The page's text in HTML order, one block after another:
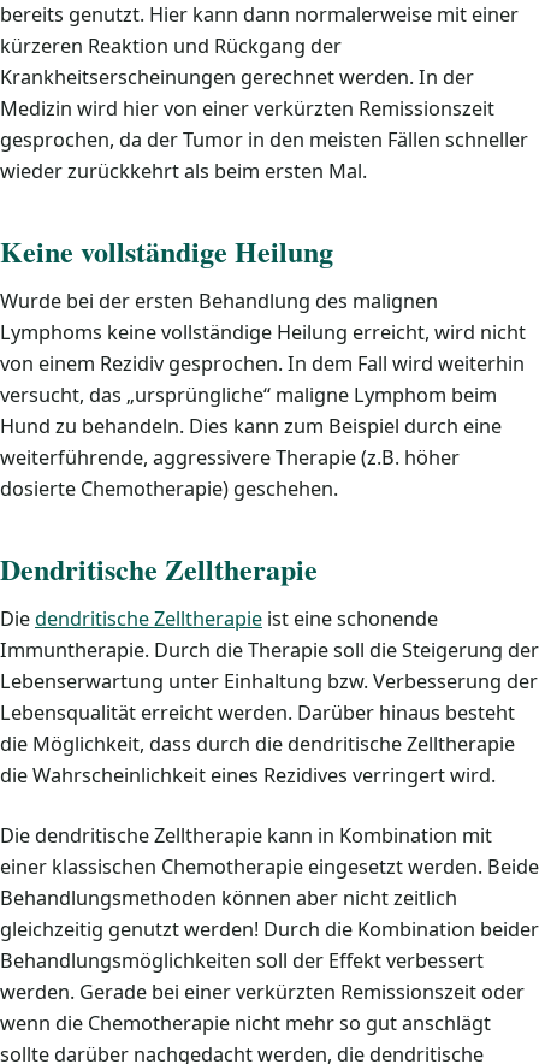
bereits genutzt. Hier kann dann normalerweise mit einer
kürzeren Reaktion und Rückgang der
Krankheitserscheinungen gerechnet werden. In der
Medizin wird hier von einer verkürzten Remissionszeit
gesprochen, da der Tumor in den meisten Fällen schneller
wieder zurückkehrt als beim ersten Mal.
Keine vollständige Heilung
Wurde bei der ersten Behandlung des malignen
Lymphoms keine vollständige Heilung erreicht, wird nicht
von einem Rezidiv gesprochen. In dem Fall wird weiterhin
versucht, das „ursprüngliche“ maligne Lymphom beim
Hund zu behandeln. Dies kann zum Beispiel durch eine
weiterführende, aggressivere Therapie (z.B. höher
dosierte Chemotherapie) geschehen.
Dendritische Zelltherapie
Diedendritische Zelltherapie ist eine schonende
Immuntherapie. Durch die Therapie soll die Steigerung der
Lebenserwartung unter Einhaltung bzw. Verbesserung der
Lebensqualität erreicht werden. Darüber hinaus besteht
die Möglichkeit, dass durch die dendritische Zelltherapie
die Wahrscheinlichkeit eines Rezidives verringert wird.
Die dendritische Zelltherapie kann in Kombination mit
einer klassischen Chemotherapie eingesetzt werden. Beide
Behandlungsmethoden können aber nicht zeitlich
gleichzeitig genutzt werden! Durch die Kombination beider
Behandlungsmöglichkeiten soll der Effekt verbessert
werden. Gerade bei einer verkürzten Remissionszeit oder
wenn die Chemotherapie nicht mehr so gut anschlägt
sollte darüber nachgedacht werden, die dendritische